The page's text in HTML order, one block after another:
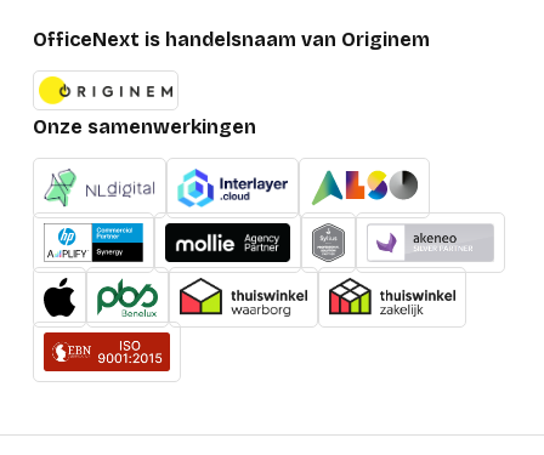
OfficeNext is handelsnaam van Originem
Onze samenwerkingen